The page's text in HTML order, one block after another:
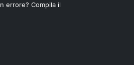
errore? Compila il